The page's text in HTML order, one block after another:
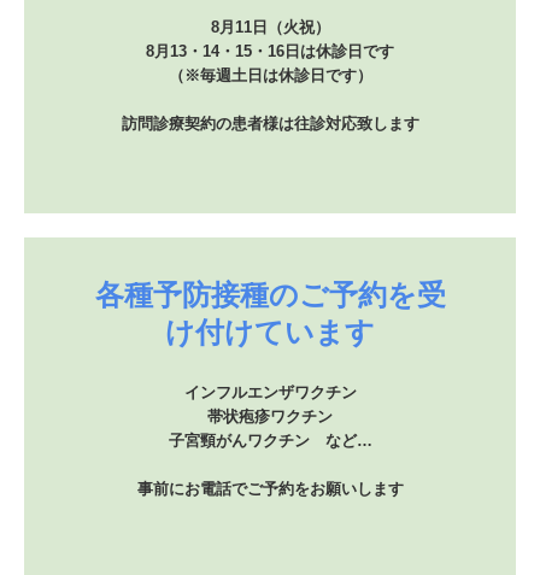
8月11日（火祝）
8月13・14・15・16日は休診日です
（※毎週土日は休診日です）
訪問診療契約の患者様は往診対応致します
各種予防接種のご予約を受
け付けています
インフルエンザワクチン
帯状疱疹ワクチン
子宮頸がんワクチン　など…
事前にお電話でご予約をお願いします